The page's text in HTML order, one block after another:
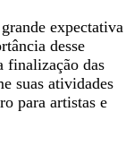
expectativa
desse
finalização das
suas atividades
para artistas e